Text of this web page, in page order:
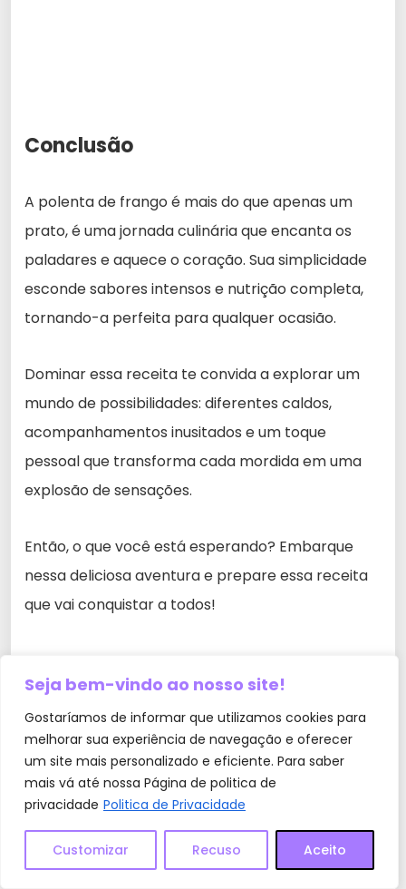
Seja bem-vindo ao nosso site!
Gostaríamos de informar que utilizamos cookies para
melhorar sua experiência de navegação e oferecer
um site mais personalizado e eficiente. Para saber
mais vá até nossa Página de politica de
privacidade Politica de Privacidade
Customizar Recuso Aceito
Conclusão
A polenta de frango é mais do que apenas um
prato, é uma jornada culinária que encanta os
paladares e aquece o coração. Sua simplicidade
esconde sabores intensos e nutrição completa,
tornando-a perfeita para qualquer ocasião.
Dominar essa receita te convida a explorar um
mundo de possibilidades: diferentes caldos,
acompanhamentos inusitados e um toque
pessoal que transforma cada mordida em uma
explosão de sensações.
Então, o que você está esperando? Embarque
nessa deliciosa aventura e prepare essa receita
que vai conquistar a todos!